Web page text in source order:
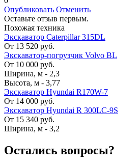
Опубликовать Отменить
Оставьте отзыв первым.
Похожая техника
Экскаватор Caterpillar 315DL
От 13 520 руб.
Экскаватор-погрузчик Volvo BL
От 10 000 руб.
Ширина, м - 2,3
Высота, м - 3,77
Экскаватор Hyundai R170W-7
От 14 000 руб.
Экскаватор Hyundai R 300LC-9S
От 15 340 руб.
Ширина, м - 3,2
Остались вопросы?